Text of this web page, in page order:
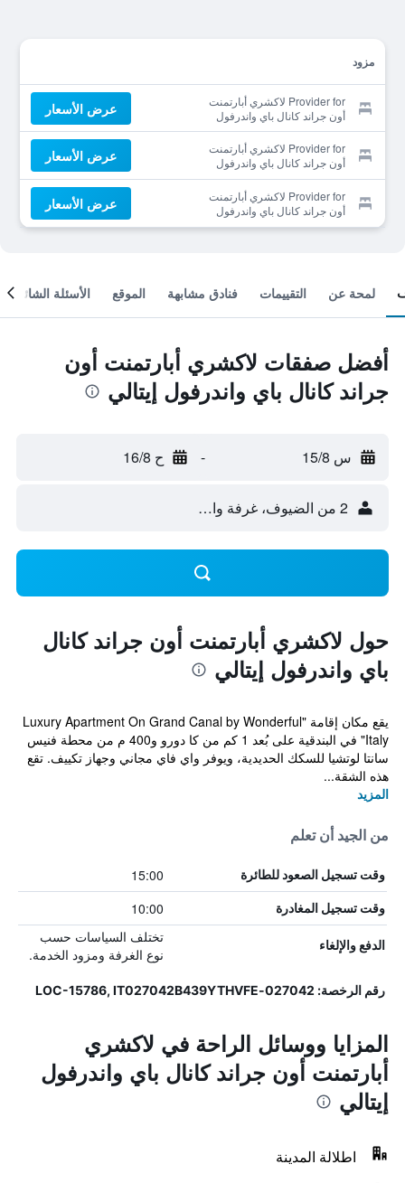
مزود
Provider for لاكشري أبارتمنت
أون جراند كانال باي واندرفول
إيتالي
عرض الأسعار
Provider for لاكشري أبارتمنت
أون جراند كانال باي واندرفول
إيتالي
عرض الأسعار
Provider for لاكشري أبارتمنت
أون جراند كانال باي واندرفول
إيتالي
عرض الأسعار
لمحة عن التقييمات فنادق مشابهة الموقع الأسئلة الشائعة
أفضل صفقات لاكشري أبارتمنت أون
جراند كانال باي واندرفول إيتالي
س 15/8 - ح 16/8
2 من الضيوف، غرفة واحدة
حول لاكشري أبارتمنت أون جراند كانال
باي واندرفول إيتالي
يقع مكان إقامة "Luxury Apartment On Grand Canal by Wonderful
Italy" في البندقية على بُعد 1 كم من كا دورو و400 م من محطة فنيس
سانتا لوتشيا للسكك الحديدية، ويوفر واي فاي مجاني وجهاز تكييف. تقع
هذه الشقة...
المزيد
من الجيد أن تعلم
وقت تسجيل الصعود للطائرة 15:00
وقت تسجيل المغادرة 10:00
الدفع والإلغاء
تختلف السياسات حسب
نوع الغرفة ومزود الخدمة.
رقم الرخصة: 027042-LOC-15786, IT027042B439YTHVFE
المزايا ووسائل الراحة في لاكشري
أبارتمنت أون جراند كانال باي واندرفول
إيتالي
اطلالة المدينة